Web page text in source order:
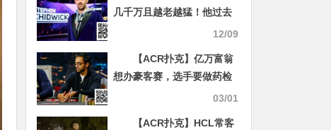
几千万且越老越猛！他过去
18年的盈利曲线强到变态！
12/09
【ACR扑克】亿万富翁
想办豪客赛，选手要做药检
不能挡脸，圈内议论纷纷03/01
【ACR扑克】HCL常客